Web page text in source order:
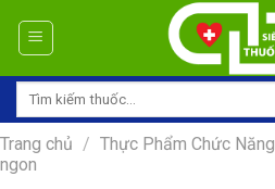
Tìm
Trang chủ / Thực Phẩm Chức Năng
ngon